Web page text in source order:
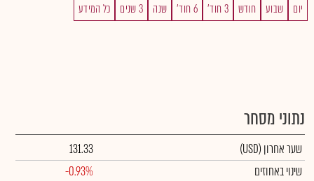
יום שבוע חודש 3 חוד' 6 חוד' שנה 3 שנים כל המידע
נתוני מסחר
שער אחרון (USD)
131.33
שינוי באחוזים
-0.93%